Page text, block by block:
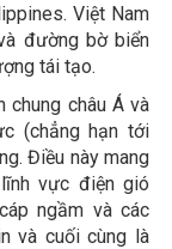
Việt Nam
đường bờ biển
tái tạo.
chung châu Á và
(chẳng hạn tới
Điều này mang
vực điện gió
ngầm và các
và cuối cùng là